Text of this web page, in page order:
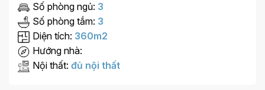
Số phòng ngủ: 3
Số phòng tắm: 3
Diện tích: 360m2
Hướng nhà:
Nội thất: đủ nội thất